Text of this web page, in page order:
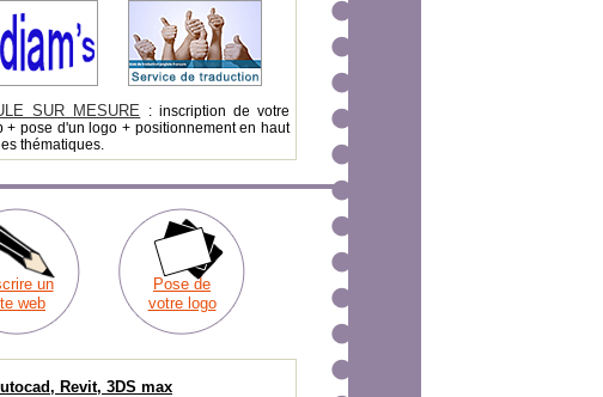
SUR MESURE : inscription de votre
+ pose d'un logo + positionnement en haut
thématiques.
un
web
Pose de
votre logo
Revit, 3DS max